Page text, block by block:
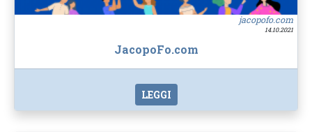
jacopofo.com
14.10.2021
JacopoFo.com
LEGGI